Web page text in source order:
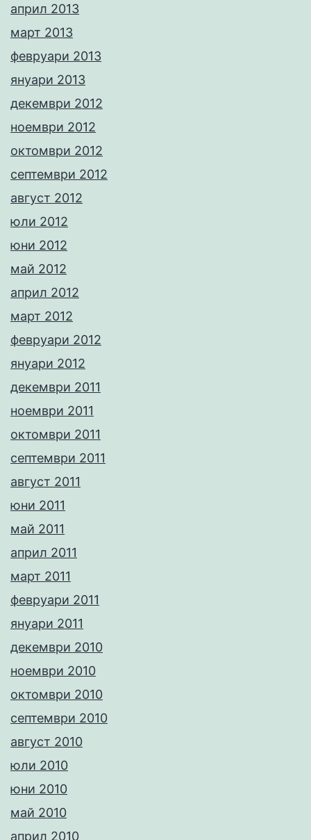
април 2013
март 2013
февруари 2013
януари 2013
декември 2012
ноември 2012
октомври 2012
септември 2012
август 2012
юли 2012
юни 2012
май 2012
април 2012
март 2012
февруари 2012
януари 2012
декември 2011
ноември 2011
октомври 2011
септември 2011
август 2011
юни 2011
май 2011
април 2011
март 2011
февруари 2011
януари 2011
декември 2010
ноември 2010
октомври 2010
септември 2010
август 2010
юли 2010
юни 2010
май 2010
април 2010